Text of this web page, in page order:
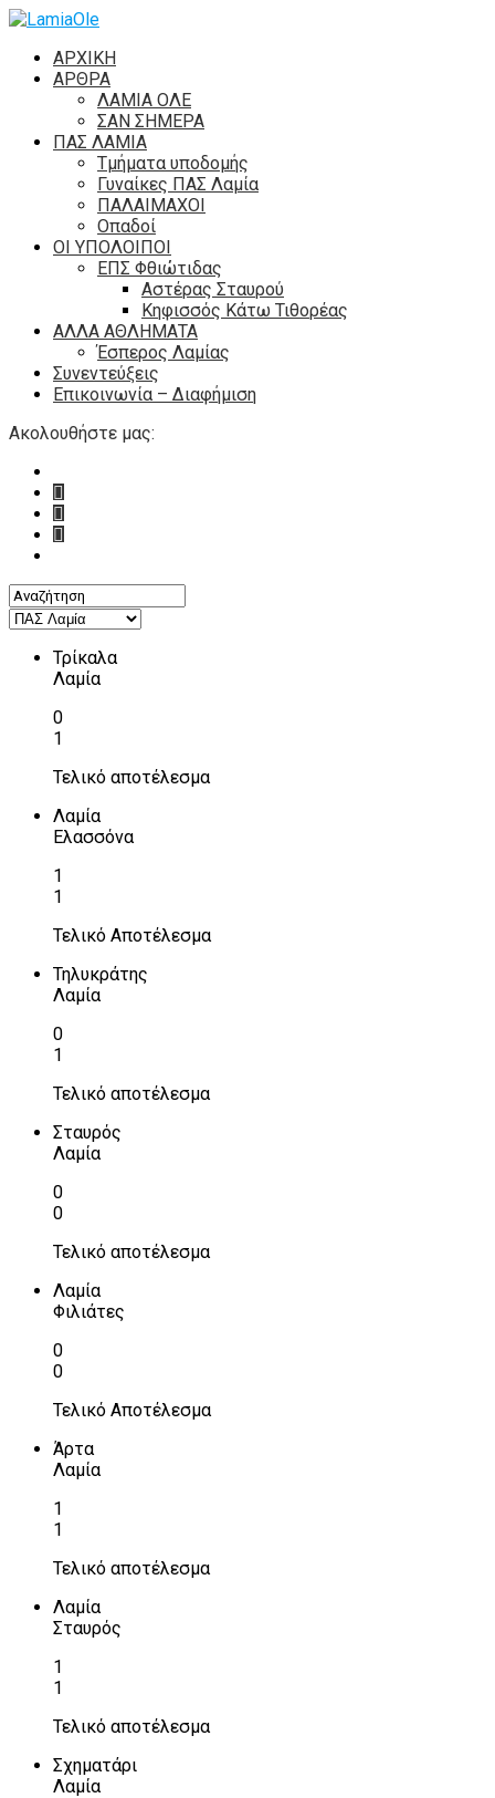
ΑΡΧΙΚΗ
ΑΡΘΡΑ
ΛΑΜΙΑ ΟΛΕ
ΣΑΝ ΣΗΜΕΡΑ
ΠΑΣ ΛΑΜΙΑ
Τμήματα υποδομής
Γυναίκες ΠΑΣ Λαμία
ΠΑΛΑΙΜΑΧΟΙ
Οπαδοί
ΟΙ ΥΠΟΛΟΙΠΟΙ
ΕΠΣ Φθιώτιδας
Αστέρας Σταυρού
Κηφισσός Κάτω Τιθορέας
ΑΛΛΑ ΑΘΛΗΜΑΤΑ
Έσπερος Λαμίας
Συνεντεύξεις
Επικοινωνία – Διαφήμιση
Ακολουθήστε μας:
Τρίκαλα
Λαμία
0
1
Τελικό αποτέλεσμα
Λαμία
Ελασσόνα
1
1
Τελικό Αποτέλεσμα
Τηλυκράτης
Λαμία
0
1
Τελικό αποτέλεσμα
Σταυρός
Λαμία
0
0
Τελικό αποτέλεσμα
Λαμία
Φιλιάτες
0
0
Τελικό Αποτέλεσμα
Άρτα
Λαμία
1
1
Τελικό αποτέλεσμα
Λαμία
Σταυρός
1
1
Τελικό αποτέλεσμα
Σχηματάρι
Λαμία